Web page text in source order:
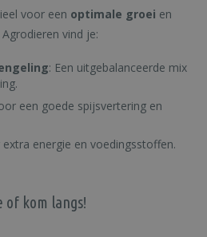
voor een optimale groei en
vind je:
: Een uitgebalanceerde mix
een goede spijsvertering en
extra energie en voedingsstoffen.
of kom langs!